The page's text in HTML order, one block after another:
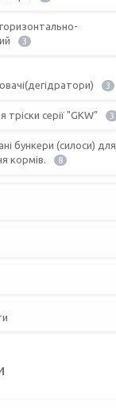
3
3
тріски серії "GKW" 3
бункери (силоси) для
кормів.
8